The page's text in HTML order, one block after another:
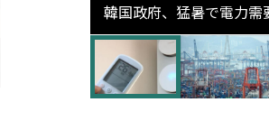
韓国政府、猛暑で電力需
高更新の可能性に需給
検